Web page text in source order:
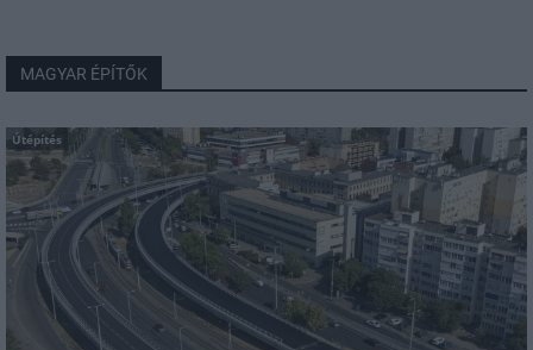
MAGYAR ÉPÍTŐK
Útépítés